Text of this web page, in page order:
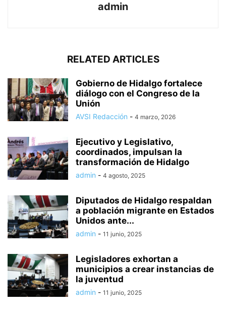
admin
RELATED ARTICLES
Gobierno de Hidalgo fortalece
diálogo con el Congreso de la
Unión
AVSI Redacción - 4 marzo, 2026
Ejecutivo y Legislativo,
coordinados, impulsan la
transformación de Hidalgo
admin - 4 agosto, 2025
Diputados de Hidalgo respaldan
a población migrante en Estados
Unidos ante...
admin - 11 junio, 2025
Legisladores exhortan a
municipios a crear instancias de
la juventud
admin - 11 junio, 2025